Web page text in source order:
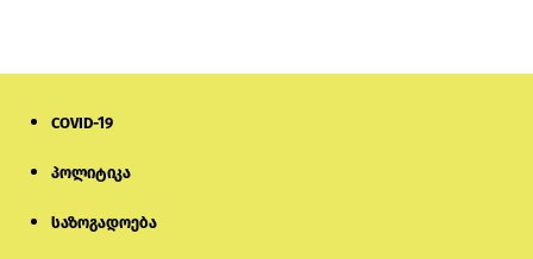
COVID-19
პოლიტიკა
საზოგადოება